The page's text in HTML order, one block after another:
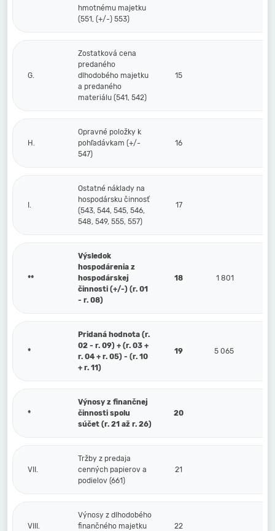
hmotnému majetku
(551, (+/-) 553)
G.
Zostatková cena
predaného
dlhodobého majetku
a predaného
materiálu (541, 542)
15
H.
Opravné položky k
pohľadávkam (+/-
547)
16
I.
Ostatné náklady na
hospodársku činnosť
(543, 544, 545, 546,
548, 549, 555, 557)
17
**
Výsledok
hospodárenia z
hospodárskej
činnosti (+/-) (r. 01
- r. 08)
18 1 801
*
Pridaná hodnota (r.
02 - r. 09) + (r. 03 +
r. 04 + r. 05) - (r. 10
+ r. 11)
19 5 065
*
Výnosy z finančnej
činnosti spolu
súčet (r. 21 až r. 26)
20
VII.
Tržby z predaja
cenných papierov a
podielov (661)
21
VIII.
Výnosy z dlhodobého
finančného majetku
22